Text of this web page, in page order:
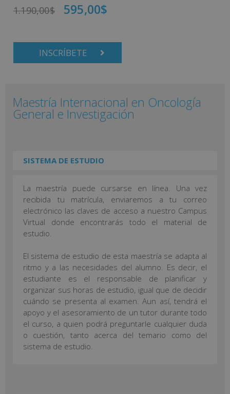
1.190,00$ 595,00$
INSCRÍBETE
Maestría Internacional en Oncología
General e Investigación
SISTEMA DE ESTUDIO
La maestría puede cursarse en línea. Una vez
recibida tu matrícula, enviaremos a tu correo
electrónico las claves de acceso a nuestro Campus
Virtual donde encontrarás todo el material de
estudio.
El sistema de estudio de esta maestría se adapta al
ritmo y a las necesidades del alumno. Es decir, el
estudiante es el responsable de planificar y
organizar sus horas de estudio, igual que de decidir
cuándo se presenta al examen. Aun así, tendrá el
apoyo y el asesoramiento de un tutor durante todo
el curso, a quien podrá preguntarle cualquier duda
o cuestión, tanto acerca del temario como del
sistema de estudio.